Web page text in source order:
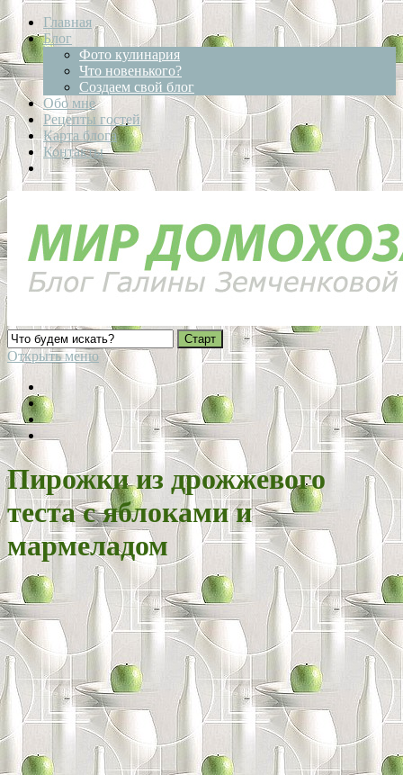
Главная
Блог
Фото кулинария
Что новенького?
Создаем свой блог
Обо мне
Рецепты гостей
Карта блога
Контакты
Открыть меню
Пирожки из дрожжевого
теста с яблоками и
мармеладом